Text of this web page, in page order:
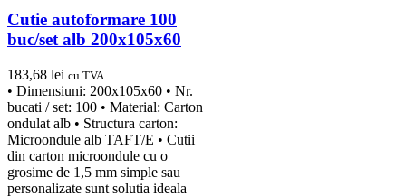
Cutie autoformare 100
buc/set alb 200x105x60
183,68 lei cu TVA
• Dimensiuni: 200x105x60 • Nr.
bucati / set: 100 • Material: Carton
ondulat alb • Structura carton:
Microondule alb TAFT/E • Cutii
din carton microondule cu o
grosime de 1,5 mm simple sau
personalizate sunt solutia ideala